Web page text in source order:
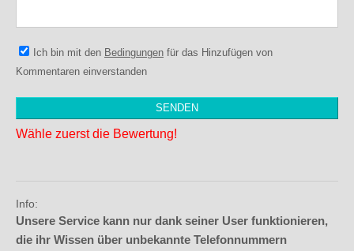
Ich bin mit den Bedingungen für das Hinzufügen von
Kommentaren einverstanden
Wähle zuerst die Bewertung!
Info:
Unsere Service kann nur dank seiner User funktionieren,
die ihr Wissen über unbekannte Telefonnummern